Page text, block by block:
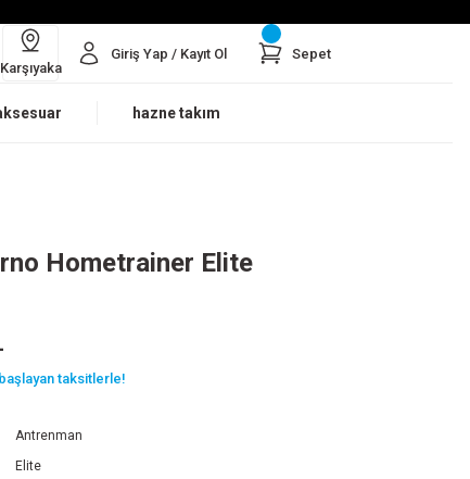
Karşıyaka
Giriş Yap / Kayıt Ol Sepet
hazne takım
Hometrainer Elite
taksitlerle!
Antrenman
Elite